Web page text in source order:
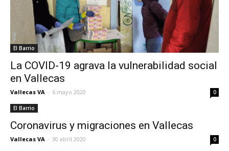
El Barrio
La COVID-19 agrava la vulnerabilidad social
en Vallecas
Vallecas VA - 6 mayo 2020 0
El Barrio
Coronavirus y migraciones en Vallecas
Vallecas VA - 30 abril 2020 0